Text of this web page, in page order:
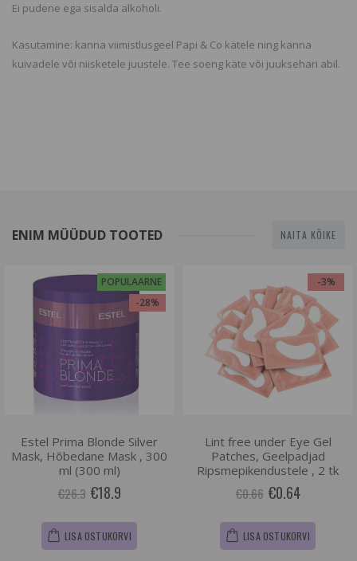
Ei pudene ega sisalda alkoholi.
Kasutamine: kanna viimistlusgeel Papi & Co kätele ning kanna
kuivadele või niisketele juustele. Tee soeng käte või juuksehari abil.
ENIM MÜÜDUD TOOTED NAITA KÕIKE
POPULAARNE
-28%
Estel Prima Blonde Silver
Mask, Hõbedane Mask , 300
ml (300 ml)
€26.3 €18.9
LISA OSTUKORVI
-3%
Lint free under Eye Gel
Patches, Geelpadjad
Ripsmepikendustele , 2 tk
€0.66 €0.64
LISA OSTUKORVI